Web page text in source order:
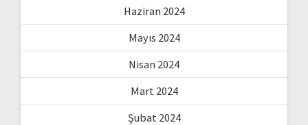
Haziran 2024
Mayıs 2024
Nisan 2024
Mart 2024
Şubat 2024